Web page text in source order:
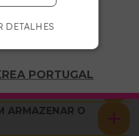
PORTUGAL
SOBRE
A MINHA
ARMAZENAR O
DETALHES